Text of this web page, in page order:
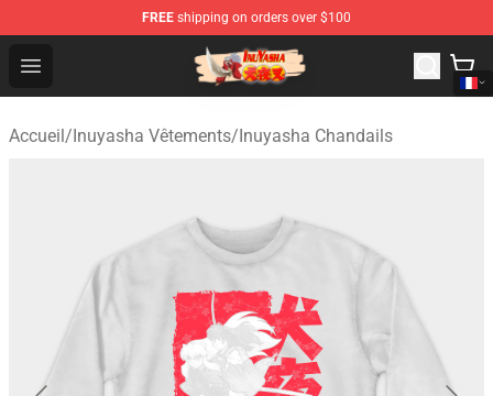
FREE shipping on orders over $100
Open menu
Inuyasha Store - Official Inuyasha Merchandise Shop
Accueil/Inuyasha Vêtements/Inuyasha Chandails